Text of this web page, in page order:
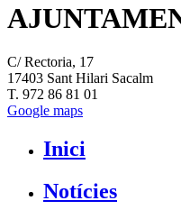
C/ Rectoria, 17
17403 Sant Hilari Sacalm
T. 972 86 81 01
Google maps
Inici
Notícies